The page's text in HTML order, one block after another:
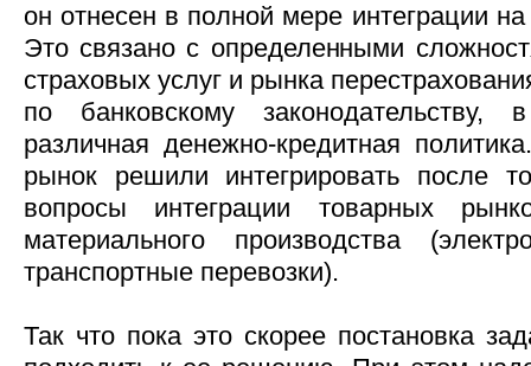
он отнесен в полной мере интеграции
Это связано с определенными
страховых услуг и рынка
по банковскому законодательству,
различная денежно-кредитная
рынок решили интегрировать после
вопросы интеграции товарных
материального производства
транспортные перевозки).
Так что пока это скорее постановка